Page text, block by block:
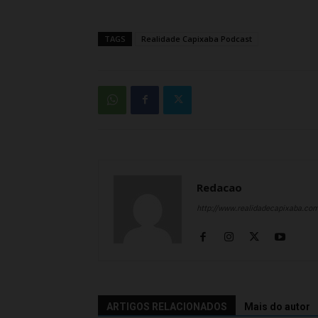
TAGS Realidade Capixaba Podcast
Redacao
http://
ARTIGOS RELACIONADOS Mais do autor